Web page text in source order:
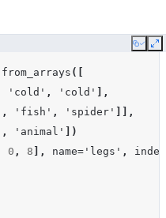
Copy
from_arrays ([
'cold' , 'cold'
],
, 'fish' , 'spider'
]],
, 'animal'
])
0 , 8 ], name= 'legs' ,
index